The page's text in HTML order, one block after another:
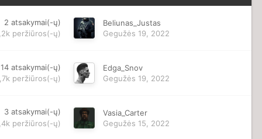
2 atsakymai(-ų)
peržiūros(-ų)
Beliunas_Justas
Gegužės 19, 2022
14 atsakymai(-ų)
peržiūros(-ų)
Edga_Snov
Gegužės 19, 2022
3 atsakymai(-ų)
peržiūros(-ų)
Vasia_Carter
Gegužės 15, 2022